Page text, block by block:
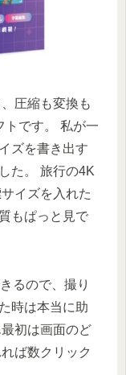
圧縮も変換も
トです。 私が一
ズを書き出す
た。 旅行の4K
イズを入れた
もぱっと見で
るので、撮り
時は本当に助
初は画面のど
ば数クリック